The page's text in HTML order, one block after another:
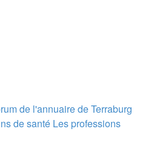
de l'annuaire de Terraburg
de santé Les professions